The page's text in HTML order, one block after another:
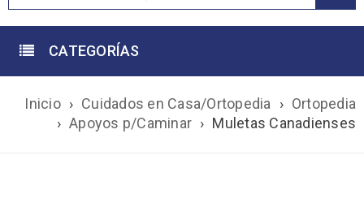
CATEGORÍAS
Inicio › Cuidados en Casa/Ortopedia › Ortopedia
› Apoyos p/Caminar › Muletas Canadienses